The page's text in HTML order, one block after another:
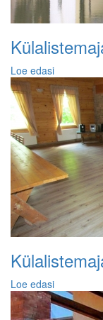
Loe edasi
Loe edasi